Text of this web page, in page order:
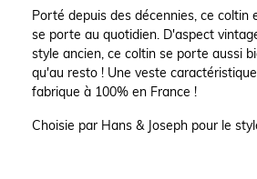
Porté depuis des décennies, ce coltin
se porte au quotidien. D'aspect
style ancien, ce coltin se porte aussi
qu'au resto ! Une veste
fabrique à 100% en France !
Choisie par Hans & Joseph pour le